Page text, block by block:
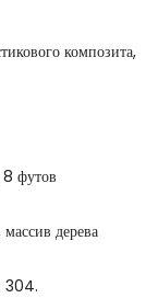
композита,
футов
дерева
304.